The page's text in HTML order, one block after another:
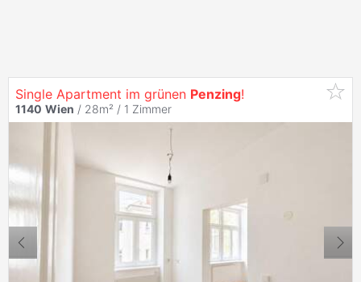
Single Apartment im grünen Penzing!
1140 Wien / 28m² / 1 Zimmer